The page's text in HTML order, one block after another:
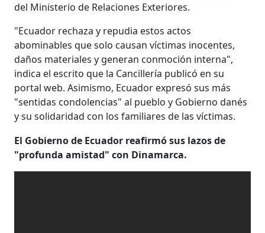
del Ministerio de Relaciones Exteriores.
"Ecuador rechaza y repudia estos actos
abominables que solo causan víctimas inocentes,
daños materiales y generan conmoción interna",
indica el escrito que la Cancillería publicó en su
portal web. Asimismo, Ecuador expresó sus más
"sentidas condolencias" al pueblo y Gobierno danés
y su solidaridad con los familiares de las víctimas.
El Gobierno de Ecuador reafirmó sus lazos de
"profunda amistad" con Dinamarca.